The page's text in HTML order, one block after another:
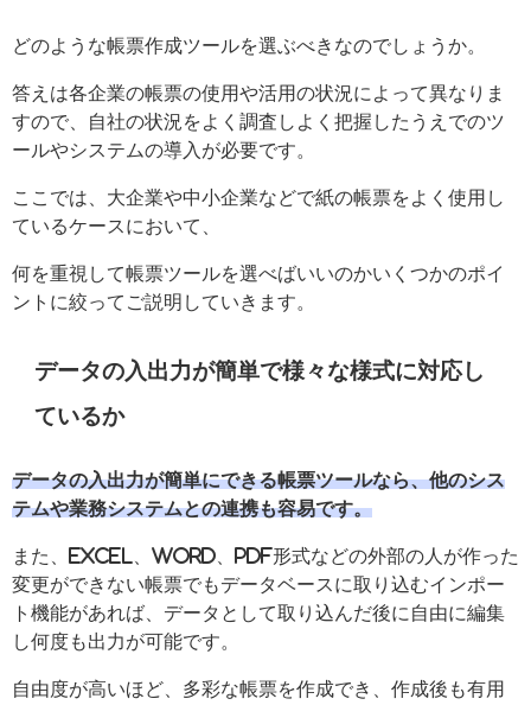
どのような帳票作成ツールを選ぶべきなのでしょうか。
答えは各企業の帳票の使用や活用の状況によって異なりま
すので、自社の状況をよく調査しよく把握したうえでのツ
ールやシステムの導入が必要です。
ここでは、大企業や中小企業などで紙の帳票をよく使用し
ているケースにおいて、
何を重視して帳票ツールを選べばいいのかいくつかのポイ
ントに絞ってご説明していきます。
データの入出力が簡単で様々な様式に対応し
ているか
データの入出力が簡単にできる帳票ツールなら、他のシス
テムや業務システムとの連携も容易です。
また、Excel、Word、PDF形式などの外部の人が作った
変更ができない帳票でもデータベースに取り込むインポー
ト機能があれば、データとして取り込んだ後に自由に編集
し何度も出力が可能です。
自由度が高いほど、多彩な帳票を作成でき、作成後も有用